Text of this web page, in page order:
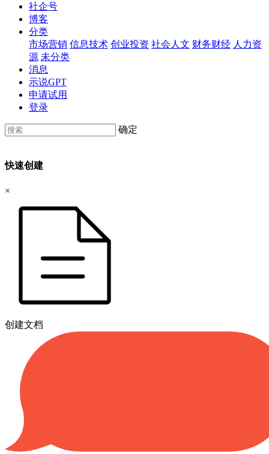
社企号
博客
分类
市场营销 信息技术 创业投资 社会人文 财务财经 人力资
源 未分类
消息
示说GPT
申请试用
登录
确定
快速创建
×
创建文档